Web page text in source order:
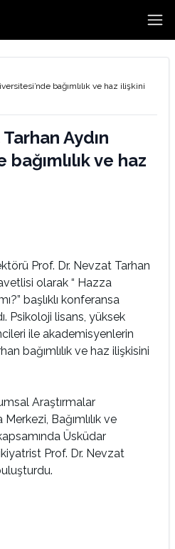
bağımlılık ve haz ilişkini
Aydın
ve haz
Prof. Dr. Nevzat Tarhan
olarak “ Hazza
başlıklı konferansa
Psikoloji lisans, yüksek
ile akademisyenlerin
bağımlılık ve haz ilişkisini
Araştırmalar
Bağımlılık ve
Üsküdar
Prof. Dr. Nevzat